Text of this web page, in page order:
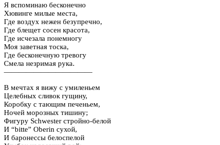
Я вспоминаю бесконечно
Хювинге милые места,
Где воздух нежен безупречно,
Где блещет сосен красота,
Где исчезала понемногу
Моя заветная тоска,
Где бесконечную тревогу
Смела незримая рука.
————————————
В мечтах я вижу с умиленьем
Целебных сливок гущину,
Коробку с тающим печеньем,
Ночей морозных тишину;
Фигуру Schwester стройно-белой
И “bitte” Oberin сухой,
И баронессы белоспелой